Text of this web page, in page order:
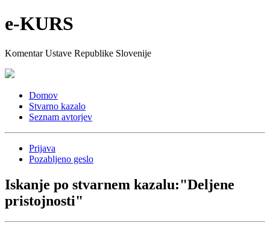
e-KURS
Komentar Ustave Republike Slovenije
Domov
Stvarno kazalo
Seznam avtorjev
Prijava
Pozabljeno geslo
Iskanje po stvarnem kazalu:"Deljene
pristojnosti"